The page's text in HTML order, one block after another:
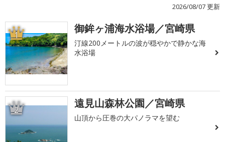
2026/08/07 更新
1 御鉾ヶ浦海水浴場／宮崎県
汀線200メートルの波が穏やかで静かな海
水浴場
2 遠見山森林公園／宮崎県
山頂から圧巻の大パノラマを望む